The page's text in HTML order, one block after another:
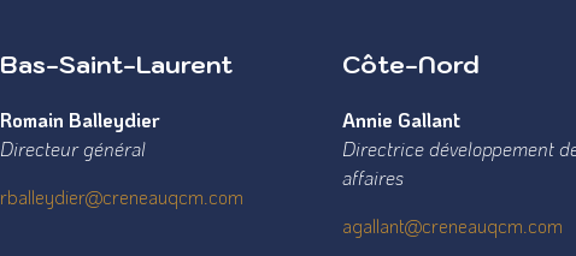
Bas-Saint-Laurent
Romain Balleydier
Directeur général
rballeydier@creneauqcm.com
Côte-Nord
Annie Gallant
Directrice développement
affaires
agallant@creneauqcm.com